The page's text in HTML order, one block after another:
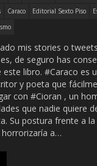
Caraco Editorial Sexto Piso
mis stories o
de seguro has
este libro. #Caraco es
y poeta que
con #Cioran , un
que nadie quiere
Su postura frente a la
a…